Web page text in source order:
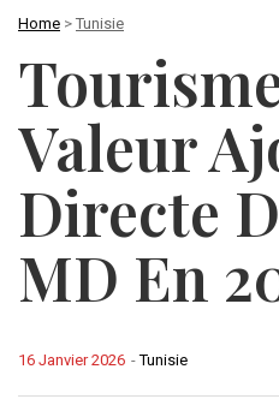
Home > Tunisie
Valeur
Directe
MD En
-Tunisie
16 Janvier 2026